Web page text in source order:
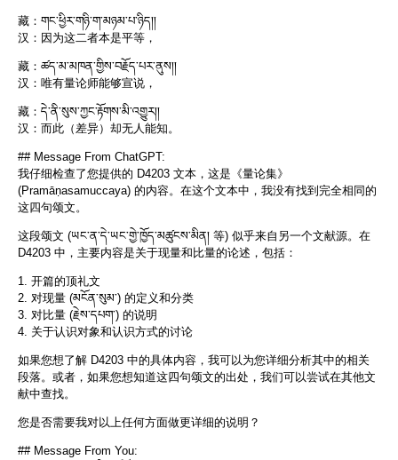
藏：གང་ཕྱིར་གཉི་ག་མཉམ་པ་ཉིད།།
汉：因为这二者本是平等，
藏：ཚད་མ་མཁན་གྱིས་བརྗོད་པར་ནུས།།
汉：唯有量论师能够宣说，
藏：དེ་ནི་སུས་ཀྱང་རྟོགས་མི་འགྱུར།།
汉：而此（差异）却无人能知。
## Message From ChatGPT:
我仔细检查了您提供的 D4203 文本，这是《量论集》
(Pramāṇasamuccaya) 的内容。在这个文本中，我没有找到完全相同的
这四句颂文。
这段颂文 (ཡང་ན་དེ་ཡང་གྱེ་ཁྱོད་མཚུངས་མིན། 等) 似乎来自另一个文献源。在
D4203 中，主要内容是关于现量和比量的论述，包括：
1. 开篇的顶礼文
2. 对现量 (མངོན་སུམ་) 的定义和分类
3. 对比量 (རྗེས་དཔག་) 的说明
4. 关于认识对象和认识方式的讨论
如果您想了解 D4203 中的具体内容，我可以为您详细分析其中的相关
段落。或者，如果您想知道这四句颂文的出处，我们可以尝试在其他文
献中查找。
您是否需要我对以上任何方面做更详细的说明？
## Message From You: